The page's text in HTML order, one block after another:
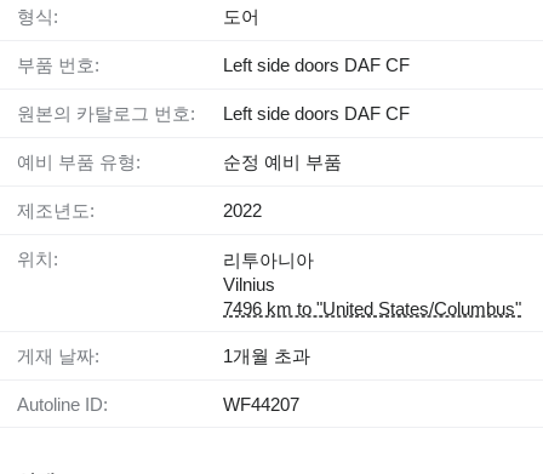
형식: 도어
부품 번호: Left side doors DAF CF
원본의 카탈로그 번호: Left side doors DAF CF
예비 부품 유형: 순정 예비 부품
제조년도: 2022
위치:
리투아니아
Vilnius
7496 km to "United States/Columbus"
게재 날짜: 1개월 초과
Autoline ID: WF44207